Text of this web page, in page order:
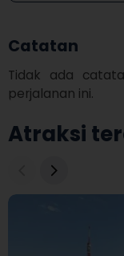
Catatan
Tidak ada
perjalanan ini.
Atraksi